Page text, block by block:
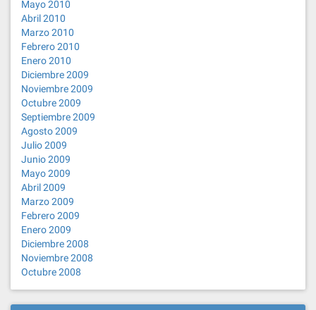
Mayo 2010
Abril 2010
Marzo 2010
Febrero 2010
Enero 2010
Diciembre 2009
Noviembre 2009
Octubre 2009
Septiembre 2009
Agosto 2009
Julio 2009
Junio 2009
Mayo 2009
Abril 2009
Marzo 2009
Febrero 2009
Enero 2009
Diciembre 2008
Noviembre 2008
Octubre 2008